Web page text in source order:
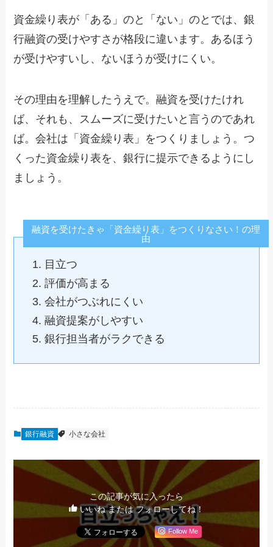
資金繰り表が「ある」のと「ない」のとでは、銀
行融資の受けやすさが格段に違います。あるほう
が受けやすいし、ないほうが受けにくい。
その理由を理解したうえで。融資を受けたけれ
ば、それも、スムーズに受けたいと言うのであれ
ば。会社は「資金繰り表」をつくりましょう。つ
くった資金繰り表を、銀行に提示できるようにし
ましょう。
融資を受けたきゃ「資金繰り表」をつくりなさい！の理
由
目立つ
評価が高まる
会社がつぶれにくい
融資提案がしやすい
銀行担当者がラクできる
銀行融資 小さな会社
この記事が気に入ったら
いいね または フォローしてね！
Follow Me